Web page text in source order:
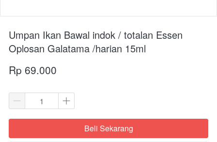
Umpan Ikan Bawal indok / totalan Essen
Oplosan Galatama /harian 15ml
Rp 69.000
`Beli Sekarang